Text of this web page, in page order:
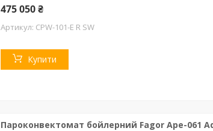
475 050 ₴
CPW-101-E R SW
Купити
Пароконвектомат бойлерний Fagor Ape-061